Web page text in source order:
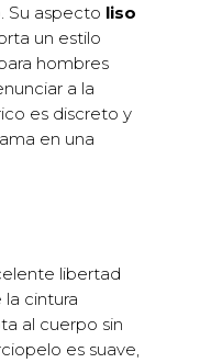
Su aspecto liso
un estilo
hombres
a la
es discreto y
en una
libertad
cintura
al cuerpo sin
es suave,